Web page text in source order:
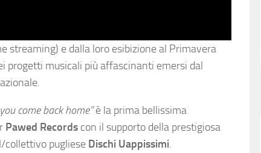
e dalla loro esibizione al Primavera
progetti musicali più affascinanti emersi dal
come back home”è la prima bellissima
Pawed Records con il supporto della prestigiosa
collettivo pugliese Dischi Uappissimi.